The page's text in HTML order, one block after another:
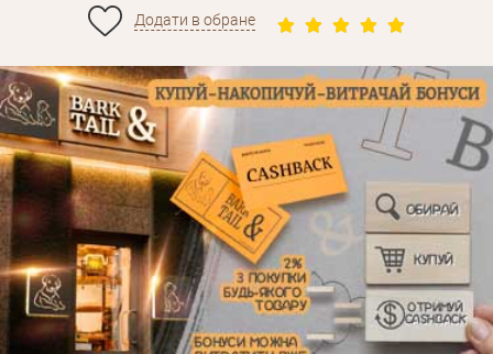
Додати в обране
Забули пароль?
Особисті дані